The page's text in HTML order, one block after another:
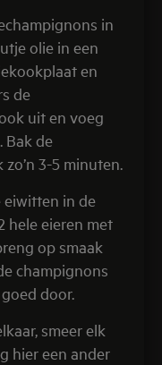
in
olie in een
en
de
uit en voeg
Bak de
3-5 minuten.
eiwitten in de
hele eieren met
op smaak
champignons
door.
smeer elk
hier een ander